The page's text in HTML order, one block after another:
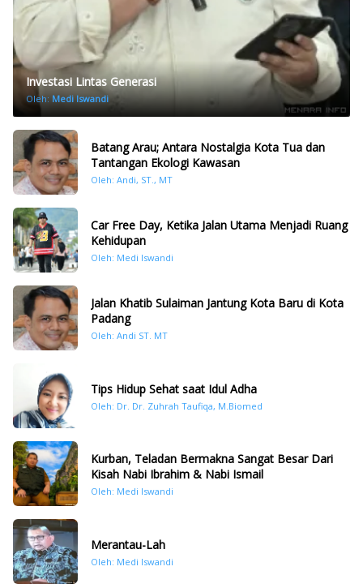
Investasi Lintas Generasi
Oleh: Medi Iswandi
Batang Arau; Antara Nostalgia Kota Tua dan
Tantangan Ekologi Kawasan
Oleh: Andi, ST., MT
Car Free Day, Ketika Jalan Utama Menjadi Ruang
Kehidupan
Oleh: Medi Iswandi
Jalan Khatib Sulaiman Jantung Kota Baru di Kota
Padang
Oleh: Andi ST. MT
Tips Hidup Sehat saat Idul Adha
Oleh: Dr. Dr. Zuhrah Taufiqa, M.Biomed
Kurban, Teladan Bermakna Sangat Besar Dari
Kisah Nabi Ibrahim & Nabi Ismail
Oleh: Medi Iswandi
Merantau-Lah
Oleh: Medi Iswandi